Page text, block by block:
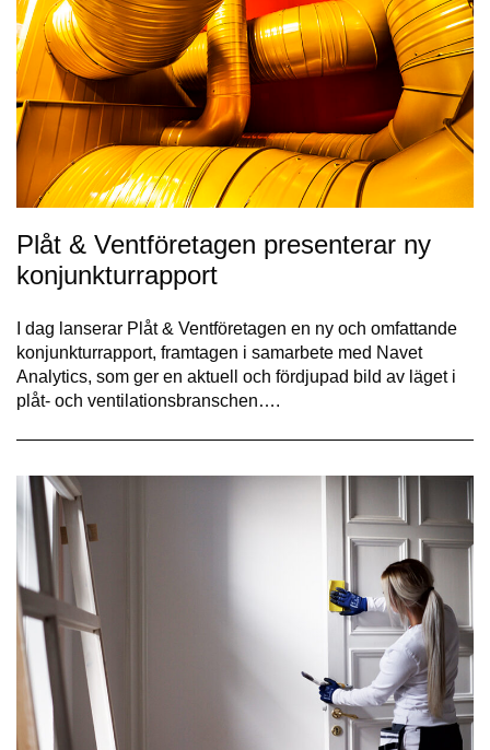
Plåt & Ventföretagen presenterar ny
konjunkturrapport
I dag lanserar Plåt & Ventföretagen en ny och omfattande
konjunkturrapport, framtagen i samarbete med Navet
Analytics, som ger en aktuell och fördjupad bild av läget i
plåt- och ventilationsbranschen….